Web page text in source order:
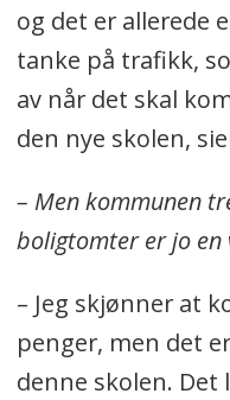
og det er allerede
tanke på trafikk,
av når det skal
den nye skolen,
– Men kommunen
boligtomter er jo
– Jeg skjønner at
penger, men det
denne skolen. Det